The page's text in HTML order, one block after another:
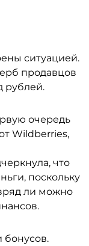
ситуацией.
продавцов
рублей.
очередь
Wildberries,
что
поскольку
ли можно
бонусов.